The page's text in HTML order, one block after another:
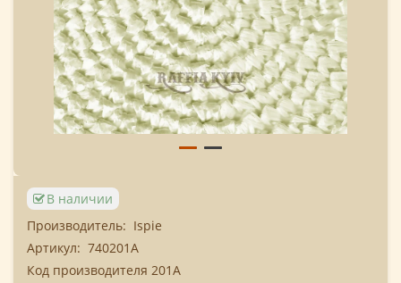
В наличии
Производитель: Ispie
Артикул: 740201A
Код производителя 201A